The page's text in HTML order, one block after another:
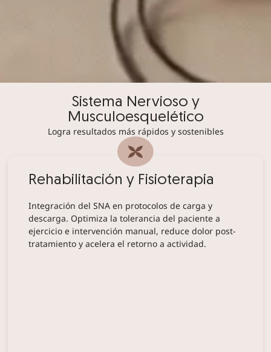
Sistema Nervioso y
Musculoesquelético
Logra resultados más rápidos y sostenibles
Rehabilitación y Fisioterapia
Integración del SNA en protocolos de carga y
descarga. Optimiza la tolerancia del paciente a
ejercicio e intervención manual, reduce dolor post-
tratamiento y acelera el retorno a actividad.